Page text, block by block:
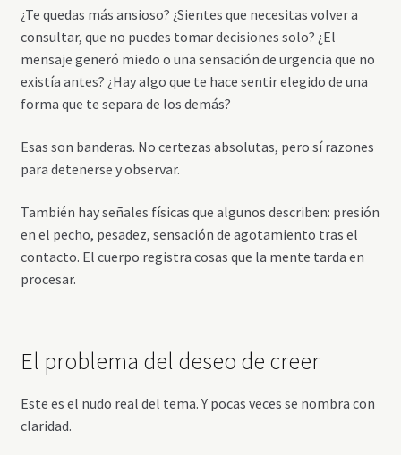
¿Te quedas más ansioso? ¿Sientes que necesitas volver a
consultar, que no puedes tomar decisiones solo? ¿El
mensaje generó miedo o una sensación de urgencia que no
existía antes? ¿Hay algo que te hace sentir elegido de una
forma que te separa de los demás?
Esas son banderas. No certezas absolutas, pero sí razones
para detenerse y observar.
También hay señales físicas que algunos describen: presión
en el pecho, pesadez, sensación de agotamiento tras el
contacto. El cuerpo registra cosas que la mente tarda en
procesar.
El problema del deseo de creer
Este es el nudo real del tema. Y pocas veces se nombra con
claridad.